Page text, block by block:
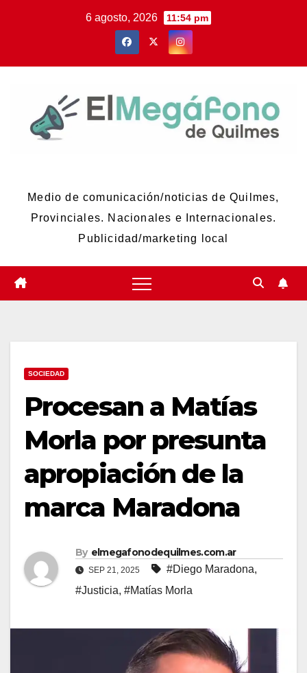
6 agosto, 2026 11:54 pm
Medio de comunicación/noticias de Quilmes,
Provinciales. Nacionales e Internacionales.
Publicidad/marketing local
SOCIEDAD
Procesan a Matías
Morla por presunta
apropiación de la
marca Maradona
By elmegafonodequilmes.com.ar
SEP 21, 2025 #Diego Maradona,
#Justicia, #Matías Morla